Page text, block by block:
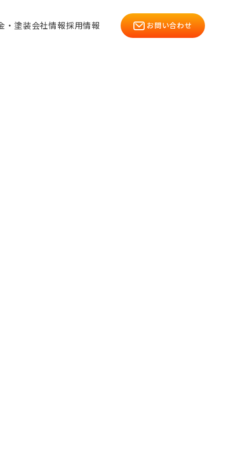
・塗装会社情報採用情報 お問い合わせ